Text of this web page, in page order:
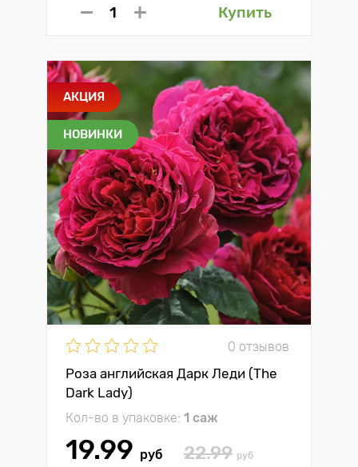
Купить
АКЦИЯ
НОВИНКИ
0 отзывов
Роза английская Дарк Леди (The
Dark Lady)
Кол-во в упаковке: 1 саж
19.99 руб 22.99 руб